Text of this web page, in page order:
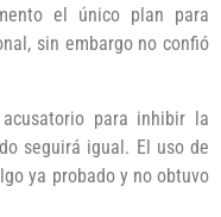
el único plan para
sin embargo no confió
para inhibir la
seguirá igual. El uso de
ya probado y no obtuvo